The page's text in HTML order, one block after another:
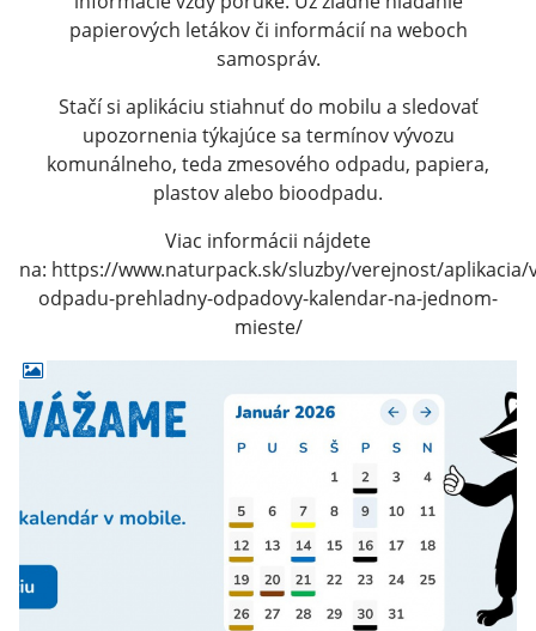
papierových letákov či informácií na weboch
samospráv.
Stačí si aplikáciu stiahnuť do mobilu a sledovať
upozornenia týkajúce sa termínov vývozu
komunálneho, teda zmesového odpadu, papiera,
plastov alebo bioodpadu.
Viac informácii nájdete
na: https://www.naturpack.sk/sluzby/verejnost/aplikacia/
odpadu-prehladny-odpadovy-kalendar-na-jednom-
mieste/